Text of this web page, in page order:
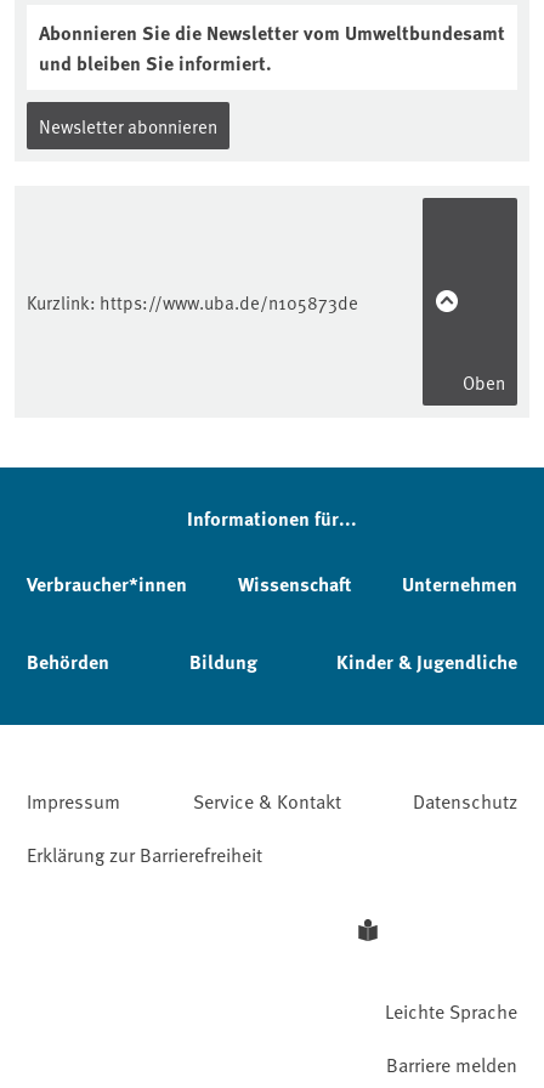
Abonnieren Sie die Newsletter vom Umweltbundesamt
und bleiben Sie informiert.
Newsletter abonnieren
Kurzlink: https://www.uba.de/n105873de
Oben
Informationen für...
Verbraucher*innen Wissenschaft Unternehmen
Behörden Bildung Kinder & Jugendliche
Impressum Service & Kontakt
Datenschutz
Erklärung zur Barrierefreiheit
Leichte Sprache
Barriere melden